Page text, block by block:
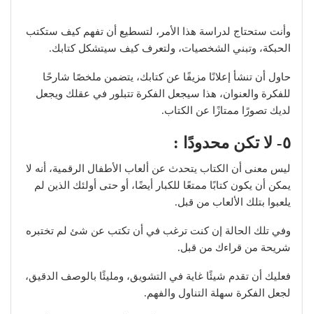
وأنت ستحتاج لدراسة هذا الأمر، لتسطيع أن تفهم كيف ستكتب
الحبكة، وتبني الشخصيات، ولتعرف كيف سيتشكل كتابك.
حاول أن تنشأ إعلانًا مزيفًا عن كتابك، يتضمن ملخصًا شارحًا
للفكرة والعنوان، هذا سيجعل الفكرة تتبلور في عقلك ويجعل
لديك تصورًا ممتازًا عن الكتاب.
٥- لا تكن محدودًا :
ليس معنى أن الكتاب يتحدث عن ألعاب الأطفال الرقمية، أنه لا
يمكن أن يكون كتابًا ممتعًا للكبار أيضًا، أو حتى أولئك الذين لم
يلعبوا بتلك الألعاب من قبل.
وفي تلك الحالة إن كنت ترغب في أن تكتب عن شئ لم تختبره
شريحة من قراءك من قبل.
فعليك أن تقدم شيئًا غاية في التشويق، ومليئًا بالوصف الدقيق،
لجعل الفكرة سهلة التناول والفهم.